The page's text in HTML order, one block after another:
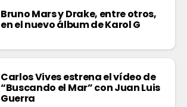
Bruno Mars y Drake, entre otros,
en el nuevo álbum de Karol G
Carlos Vives estrena el vídeo de
“Buscando el Mar” con Juan Luis
Guerra